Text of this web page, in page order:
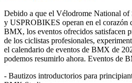
Debido a que el Vélodrome National
y USPROBIKES operan en el corazón
BMX, los eventos ofrecidos satisfacen
de los ciclistas profesionales,
el calendario de eventos de BMX de
podemos resumirlo ahora. Eventos de
- Bautizos introductorios para